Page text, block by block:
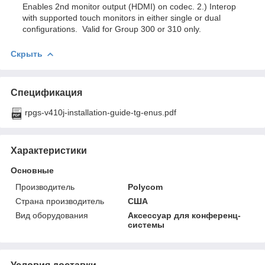
Enables 2nd monitor output (HDMI) on codec. 2.) Interop
with supported touch monitors in either single or dual
configurations. Valid for Group 300 or 310 only.
Скрыть
Спецификация
rpgs-v410j-installation-guide-tg-enus.pdf
Характеристики
Основные
Производитель
Polycom
Страна производитель
США
Вид оборудования
Аксессуар для конференц-
системы